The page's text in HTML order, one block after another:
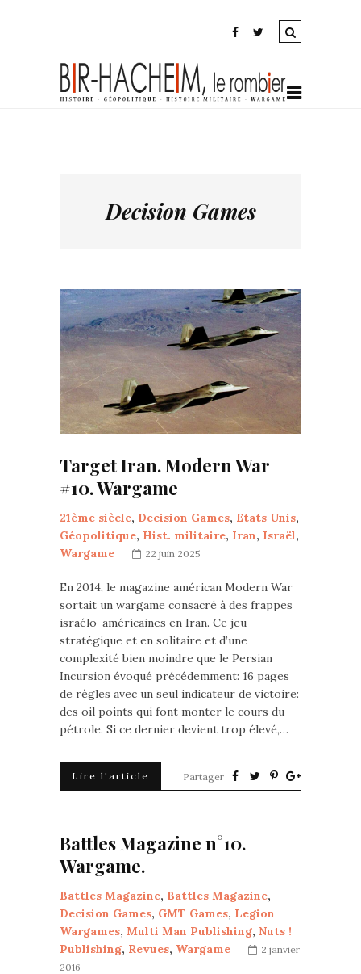
Decision Games
Target Iran. Modern War
#10. Wargame
21ème siècle, Decision Games, Etats Unis,
Géopolitique, Hist. militaire, Iran, Israël,
Wargame
22 juin 2025
En 2014, le magazine américan Modern War
sortait un wargame consacré à des frappes
israélo-américaines en Iran. Ce jeu
stratégique et en solitaire et d’une
complexité bien moindre que le Persian
Incursion évoqué précédemment: 16 pages
de règles avec un seul indicateur de victoire:
des oil points qui font monter le cours du
pétrole. Si ce dernier devient trop élevé,…
Lire l'article Partager
Battles Magazine n°10.
Wargame.
Battles Magazine, Battles Magazine,
Decision Games, GMT Games, Legion
Wargames, Multi Man Publishing, Nuts !
Publishing, Revues, Wargame
2 janvier
2016